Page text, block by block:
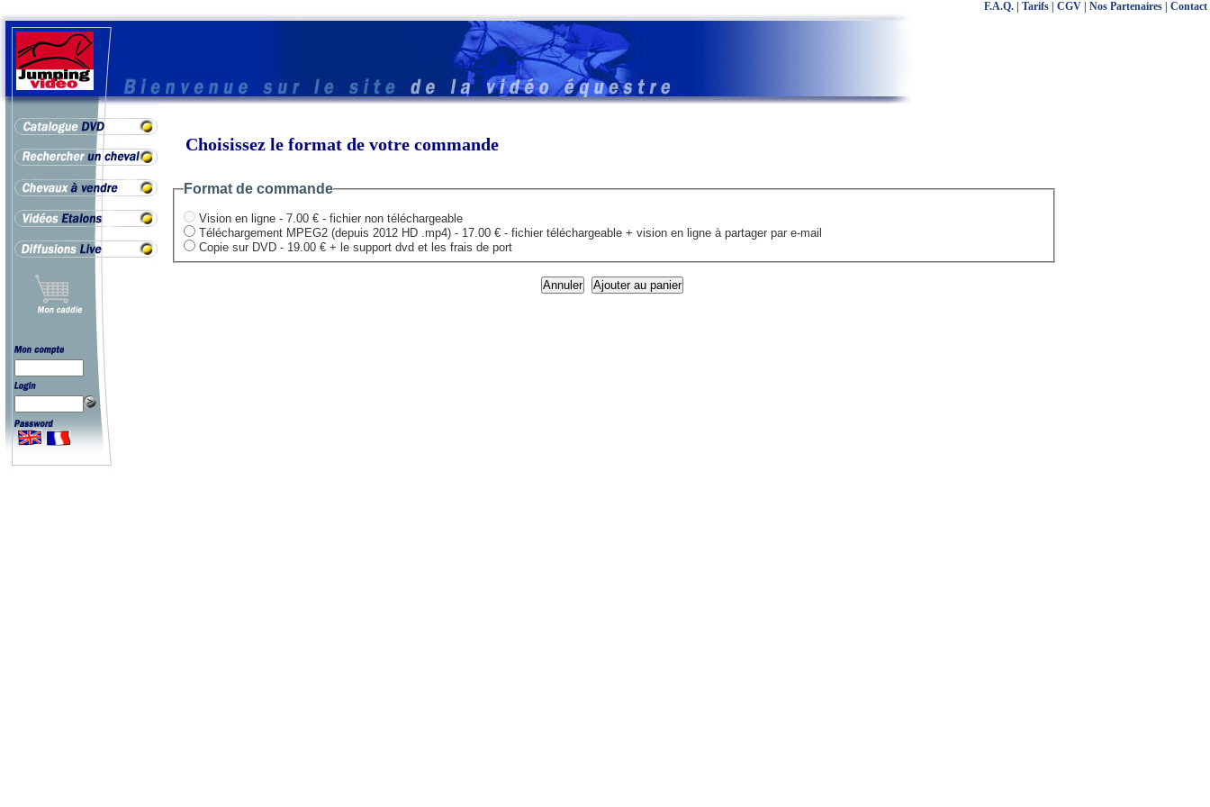
F.A.Q. Tarifs CGV Nos Partenaires Contact
Choisissez le format de votre commande
Format de commande
Vision en ligne - 7.00 € - fichier non téléchargeable
Téléchargement MPEG2 (depuis 2012 HD .mp4) - 17.00 € - fichier téléchargeable + vision en ligne à partager par e-mail
Copie sur DVD - 19.00 € + le support dvd et les frais de port